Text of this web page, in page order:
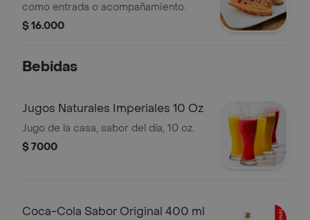
como entrada o acompañamiento.
$ 16.000
Bebidas
Jugos Naturales Imperiales 10 Oz
Jugo de la casa, sabor del día, 10 oz.
$ 7000
Coca-Cola Sabor Original 400 ml